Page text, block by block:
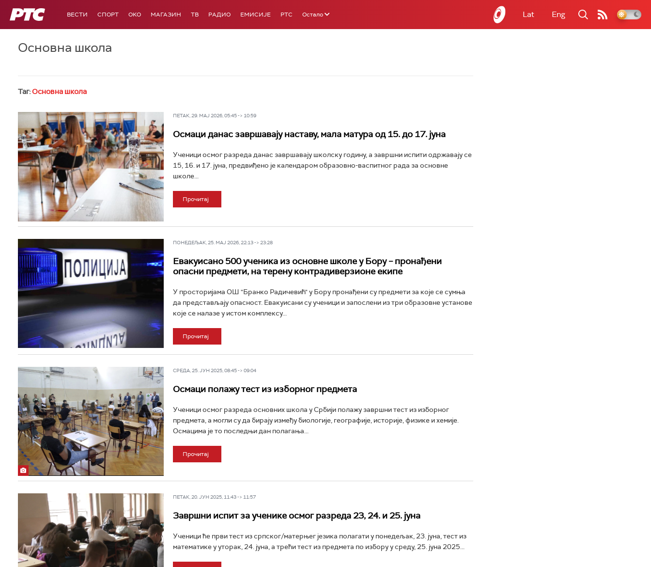
РТС ВЕСТИ СПОРТ OKO МАГАЗИН ТВ РАДИО ЕМИСИЈЕ РТС Остало Lat Eng
Основна школа
Таг:Основна школа
ПЕТАК, 29. МАЈ 2026, 05:45 -> 10:59
Осмаци данас завршавају наставу, мала матура од 15. до 17. јуна
Ученици осмог разреда данас завршавају школску годину, а завршни испити одржавају се
15, 16. и 17. јуна, предвиђено је календаром образовно-васпитног рада за основне
школе...
Прочитај
ПОНЕДЕЉАК, 25. МАЈ 2026, 22:13 -> 23:28
Евакуисано 500 ученика из основне школе у Бору – пронађени
опасни предмети, на терену контрадиверзионе екипе
У просторијама ОШ "Бранко Радичевић" у Бору пронађени су предмети за које се сумња
да представљају опасност. Евакуисани су ученици и запослени из три образовне установе
које се налазе у истом комплексу...
Прочитај
СРЕДА, 25. ЈУН 2025, 08:45 -> 09:04
Осмаци полажу тест из изборног предмета
Ученици осмог разреда основних школа у Србији полажу завршни тест из изборног
предмета, а могли су да бирају између биологије, географије, историје, физике и хемије.
Осмацима је то последњи дан полагања...
Прочитај
ПЕТАК, 20. ЈУН 2025, 11:43 -> 11:57
Завршни испит за ученике осмог разреда 23, 24. и 25. јуна
Ученици ће први тест из српског/матерњег језика полагати у понедељак, 23. јуна, тест из
математике у уторак, 24. јуна, а трећи тест из предмета по избору у среду, 25. јуна 2025...